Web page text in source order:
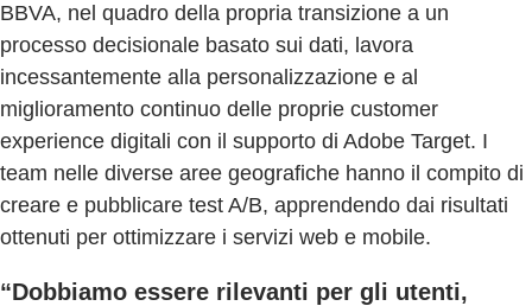
BBVA, nel quadro della propria transizione a un
processo decisionale basato sui dati, lavora
incessantemente alla personalizzazione e al
miglioramento continuo delle proprie customer
experience digitali con il supporto di Adobe Target. I
team nelle diverse aree geografiche hanno il compito di
creare e pubblicare test A/B, apprendendo dai risultati
ottenuti per ottimizzare i servizi web e mobile.
“Dobbiamo essere rilevanti per gli utenti,